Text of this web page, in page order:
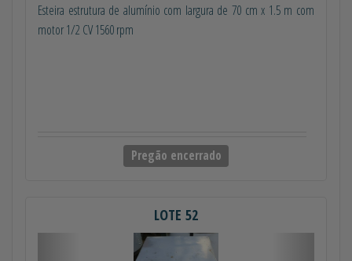
Esteira estrutura de alumínio com largura de 70 cm x 1.5 m com
motor 1/2 CV 1560 rpm
Pregão encerrado
LOTE 52